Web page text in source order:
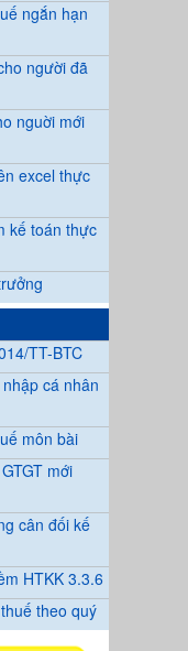
ngắn hạn
người đã
nguời mới
excel thực
kế toán thực
TT-BTC
cá nhân
môn bài
mới
cân đối kế
HTKK 3.3.6
theo quý